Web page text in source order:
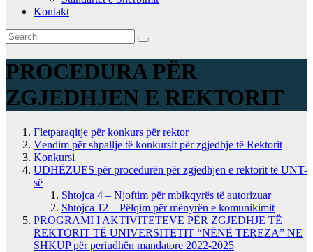
Kontakt
PROCEDURA PËR
ZGJEDHJEN E REKTORIT
Fletparaqitje për konkurs për rektor
Vеndim për shpallje të konkursit për zgjedhje të Rektorit
Konkursi
UDHËZUES për procedurën për zgjedhjen e rektorit të UNT-
së
Shtojca 4 – Njoftim për mbikqyrës të autorizuar
Shtojca 12 – Pëlqim për mënyrën e komunikimit
PROGRAMI I AKTIVITETEVE PËR ZGJEDHJE TË
REKTORIT TË UNIVERSITETIT “NËNË TEREZA” NË
SHKUP për periudhën mandatore 2022-2025